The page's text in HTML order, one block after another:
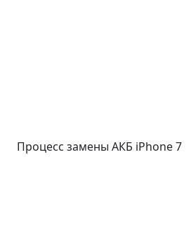
Процесс замены АКБ iPhone 7